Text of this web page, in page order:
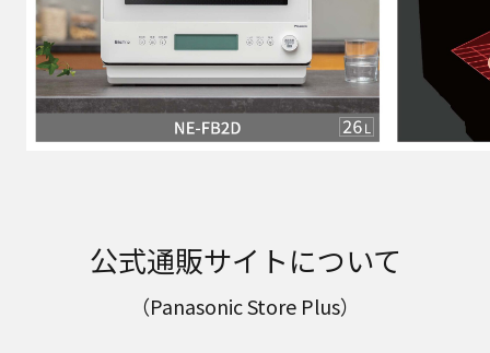
公式通販サイトについて
（Panasonic Store Plus）